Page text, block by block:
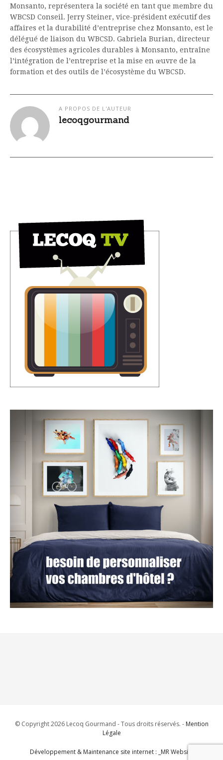
Monsanto, représentera la société en tant que membre du
WBCSD Conseil. Jerry Steiner, vice-président exécutif des
affaires et la durabilité d’entreprise chez Monsanto, est le
délégué de liaison du WBCSD. Gabriela Burian, directeur
des écosystèmes agricoles durables à Monsanto, entraîne
l’intégration de l’entreprise et la mise en œuvre de la
formation et des outils de l’écosystème du WBCSD.
A PROPOS DE L'AUTEUR
lecoqgourmand
© Copyright 2026 Lecoq Gourmand - Tous droits réservés. - Mention
Légale
Développement & Maintenance site internet : _MR Website